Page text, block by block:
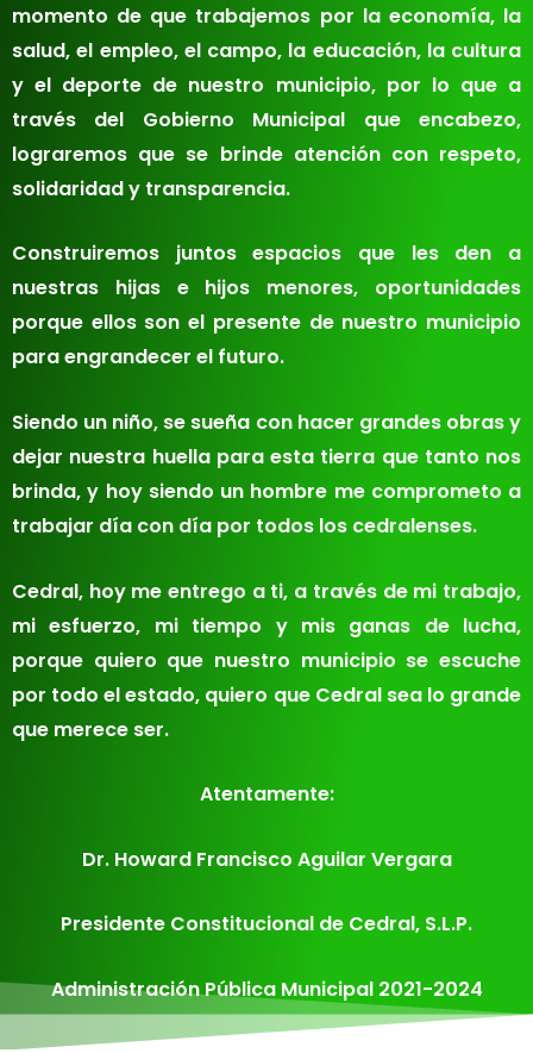
momento de que trabajemos por la economía, la
salud, el empleo, el campo, la educación, la cultura
y el deporte de nuestro municipio, por lo que a
través del Gobierno Municipal que encabezo,
lograremos que se brinde atención con respeto,
solidaridad y transparencia.
Construiremos juntos espacios que les den a
nuestras hijas e hijos menores, oportunidades
porque ellos son el presente de nuestro municipio
para engrandecer el futuro.
Siendo un niño, se sueña con hacer grandes obras y
dejar nuestra huella para esta tierra que tanto nos
brinda, y hoy siendo un hombre me comprometo a
trabajar día con día por todos los cedralenses.
Cedral, hoy me entrego a ti, a través de mi trabajo,
mi esfuerzo, mi tiempo y mis ganas de lucha,
porque quiero que nuestro municipio se escuche
por todo el estado, quiero que Cedral sea lo grande
que merece ser.
Atentamente:
Dr. Howard Francisco Aguilar Vergara
Presidente Constitucional de Cedral, S.L.P.
Administración Pública Municipal 2021-2024